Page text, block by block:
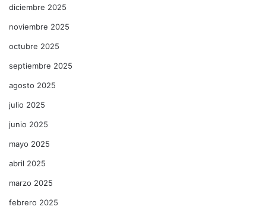
diciembre 2025
noviembre 2025
octubre 2025
septiembre 2025
agosto 2025
julio 2025
junio 2025
mayo 2025
abril 2025
marzo 2025
febrero 2025